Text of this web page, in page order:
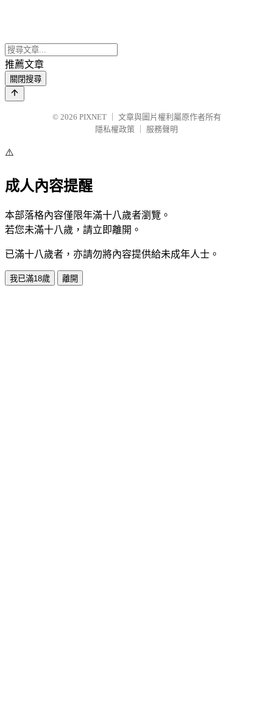
推薦文章
關閉搜尋
© 2026 PIXNET
文章與圖片權利屬原作者所有
隱私權政策
服務聲明
⚠️
成人內容提醒
本部落格內容僅限年滿十八歲者瀏覽。
若您未滿十八歲，請立即離開。
已滿十八歲者，亦請勿將內容提供給未成年人士。
我已滿18歲 離開